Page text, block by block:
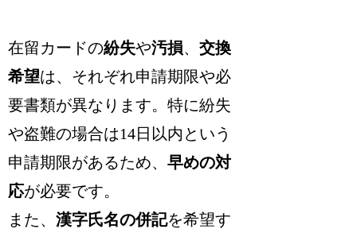
在留カードの紛失や汚損、交換
希望は、それぞれ申請期限や必
要書類が異なります。特に紛失
や盗難の場合は14日以内 という
申請期限があるため、早めの対
応が必要です。
また、漢字氏名の併記を希望す